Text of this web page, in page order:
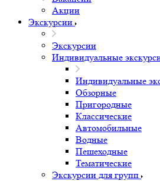
Акции
Экскурсии
Экскурсии
Индивидуальные
Индивидуальные
Обзорные
Пригородные
Классические
Автомобильные
Водные
Пешеходные
Тематические
Экскурсии для групп